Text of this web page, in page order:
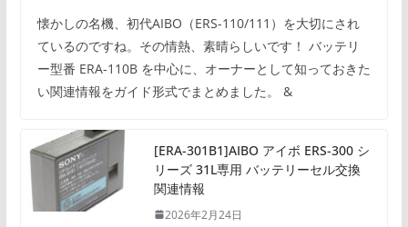
懐かしの名機、初代AIBO（ERS-110/111）を大切にされ
ているのですね。その情熱、素晴らしいです！ バッテリ
ー型番 ERA-110B を中心に、オーナーとして知っておきた
い関連情報をガイド形式でまとめました。 &
[ERA-301B1]AIBO アイボ ERS-300 シ
リーズ 31L専用 バッテリーセル交換
関連情報
2026年2月24日